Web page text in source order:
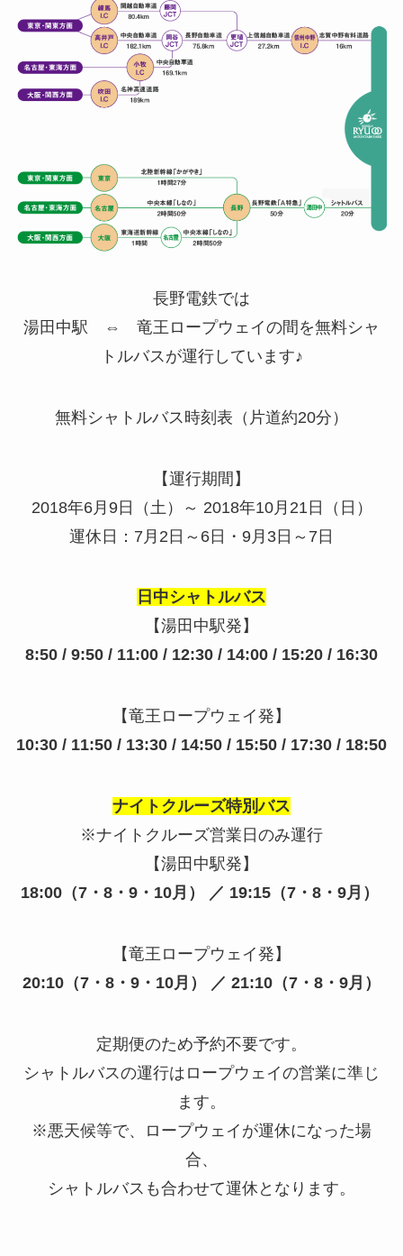
長野電鉄では
湯田中駅 ⇔ 竜王ロープウェイの間を無料シャ
トルバスが運行しています♪
無料シャトルバス時刻表（片道約20分）
【運行期間】
2018年6月 9日（土）～ 2018年10月 21 日（日）
運休日： 7 月 2 日～ 6日・ 9 月 3日～ 7 日
日中シャトルバス
【湯田中駅発】
8:50 / 9:50 / 11:00 / 12:30 / 14:00 / 15:20 / 16:30
【竜王ロープウェイ発】
10:30 / 11:50 / 13:30 / 14:50 / 15:50 / 17:30 / 18:50
ナイトクルーズ特別バス
※ナイトクルーズ営業日のみ運行
【湯田中駅発】
18:00（7・ 8・ 9・ 10月） ／ 19:15（7・ 8・ 9月）
【竜王ロープウェイ発】
20:10（7 ・ 8 ・ 9 ・ 10月） ／ 21:10（7 ・ 8 ・ 9月）
定期便のため予約不要です。
シャトルバスの運行はロープウェイの営業に準じ
ます。
※悪天候等で、ロープウェイが運休になった場
合、
シャトルバスも合わせて運休となります。